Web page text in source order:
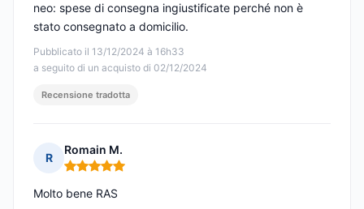
Pubblicato il 13/12/2024 à 16h33
a seguito di un acquisto di 02/12/2024
neo: spese di consegna ingiustificate perché non è
stato consegnato a domicilio.
Recensione tradotta
R
Romain M.
Nota: 5 su 5
Molto bene RAS